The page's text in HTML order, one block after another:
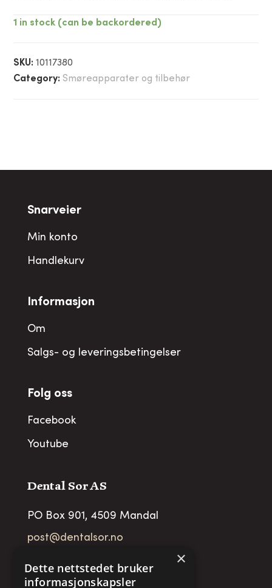
1 in stock (can be backordered)
SKU:10117380
Category: Smøreapparater og tilbehør
Snarveier
Min konto
Handlekurv
Informasjon
Om
Salgs- og leveringsbetingelser
Folg oss
Facebook
Youtube
Dental Sor AS
PO Box 901, 4509 Mandal
post@dentalsor.no
Telefon: +47 38 27 88 88
×
Dette nettstedet bruker
informasjonskapsler